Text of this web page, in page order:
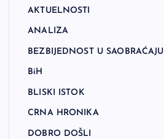
AKTUELNOSTI
ANALIZA
BEZBIJEDNOST U SAOBRAĆAJU
BiH
BLISKI ISTOK
CRNA HRONIKA
DOBRO DOŠLI